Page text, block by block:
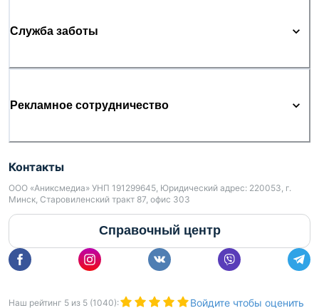
Служба заботы
Рекламное сотрудничество
Контакты
ООО «Аниксмедиа» УНП 191299645, Юридический адрес: 220053, г.
Минск, Старовиленский тракт 87, офис 303
Справочный центр
Наш рейтинг 5 из 5 (1040): Войдите чтобы оценить